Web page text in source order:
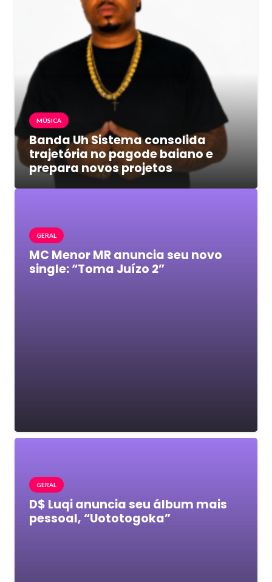
MÚSICA
Banda Uh Sistema consolida
trajetória no pagode baiano e
prepara novos projetos
GERAL
MC Menor MR anuncia seu novo
single: “Toma Juízo 2”
GERAL
D$ Luqi anuncia seu álbum mais
pessoal, “Uototogoka”